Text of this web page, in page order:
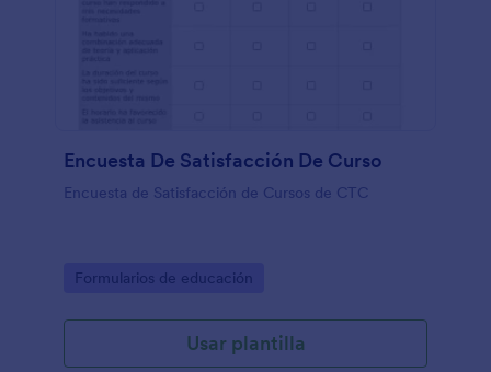
Encuesta De Satisfacción De Curso
Encuesta de Satisfacción de Cursos de CTC
Go to Category:
Formularios de educación
Usar plantilla